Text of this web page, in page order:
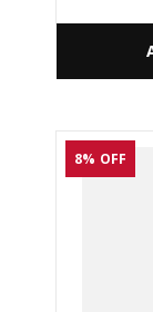
8% OFF